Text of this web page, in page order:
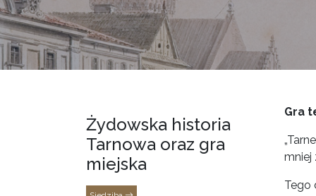
Żydowska historia
Tarnowa oraz gra
miejska
Gra
mniej
Tego